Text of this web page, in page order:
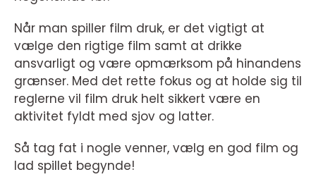
Når man spiller film druk, er det vigtigt at
vælge den rigtige film samt at drikke
ansvarligt og være opmærksom på hinandens
grænser. Med det rette fokus og at holde sig til
reglerne vil film druk helt sikkert være en
aktivitet fyldt med sjov og latter.
Så tag fat i nogle venner, vælg en god film og
lad spillet begynde!